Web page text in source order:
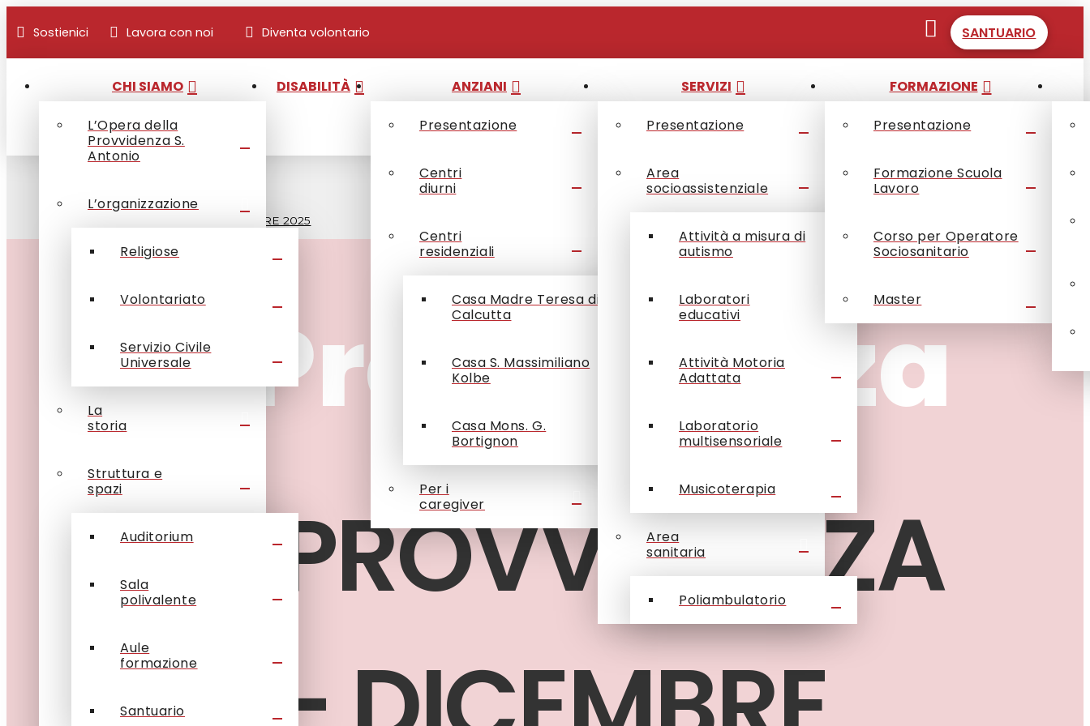
SANTUARIO
Sostienici Lavora con noi Diventa volontario
CHI SIAMO
L’Opera della
Provvidenza S.
Antonio
L’organizzazione
Religiose
Volontariato
Servizio Civile
Universale
La
storia
Struttura e
spazi
Auditorium
Sala
polivalente
Aule
formazione
Santuario
DISABILITÀ ANZIANI
Presentazione
Centri
diurni
Centri
residenziali
Casa Madre Teresa di
Calcutta
Casa S. Massimiliano
Kolbe
Casa Mons. G.
Bortignon
Per i
caregiver
SERVIZI
Presentazione
Area
socioassistenziale
Attività a misura di
autismo
Laboratori
educativi
Attività Motoria
Adattata
Laboratorio
multisensoriale
Musicoterapia
Area
sanitaria
Poliambulatorio
FORMAZIONE
Presentazione
Formazione Scuola
Lavoro
Corso per Operatore
Sociosanitario
Master
Rivista /
LA PROVVIDENZA – DICEMBRE 2025
laProvvidenza
LA PROVVIDENZA